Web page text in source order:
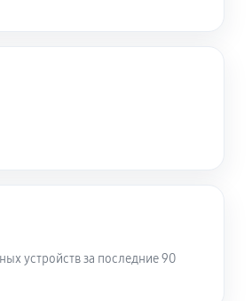
устройств за последние 90